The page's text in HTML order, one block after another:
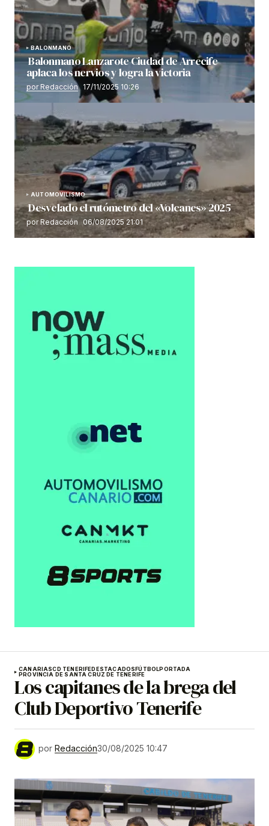
BALONMANO
Balonmano Lanzarote Ciudad de Arrecife
aplaca los nervios y logra la victoria
por Redacción 17/11/2025 10:26
AUTOMOVILISMO
Desvelado el rutómetro del «Volcanes» 2025
por Redacción 06/08/2025 21:01
CANARIASCD TENERIFEDESTACADOS FÚTBOLPORTADA
PROVINCIA DE SANTA CRUZ DE TENERIFE
Los capitanes de la brega del
Club Deportivo Tenerife
por Redacción30/08/2025 10:47